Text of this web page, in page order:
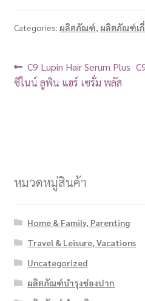
Categories: ผลิตภัณฑ์ ผลิตภัณฑ์เ
C9 Lupin Hair Serum Plus
ซีไนน์ ลูพิน แฮร์ เซรั่ม พลัส
หมวดหมู่สินค้า
Home & Family, Parenting
Travel & Leisure, Vacations
Uncategorized
ผลิตภัณฑ์บำรุงช่องปาก